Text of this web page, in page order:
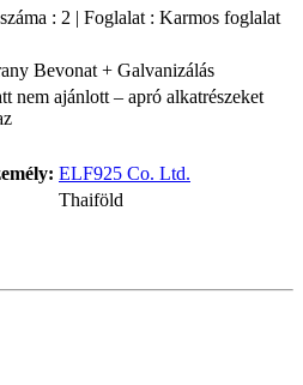
: 2 | Foglalat : Karmos foglalat
Bevonat + Galvanizálás
nem ajánlott – apró alkatrészeket
ELF925 Co. Ltd.
Thaiföld